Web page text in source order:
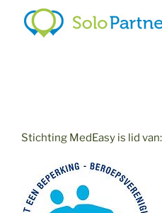
Stichting MedEasy is lid van: